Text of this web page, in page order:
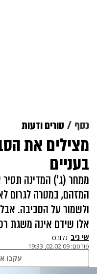
כסף טורים ודעות
מצילים את
בעניים
המזהם, במטרה לגרום
ולשמור על הסביבה.
אלו שידם אינה משגת
שי ניב גלובס
פורסם: 02.02.09, 19:33
עקבו